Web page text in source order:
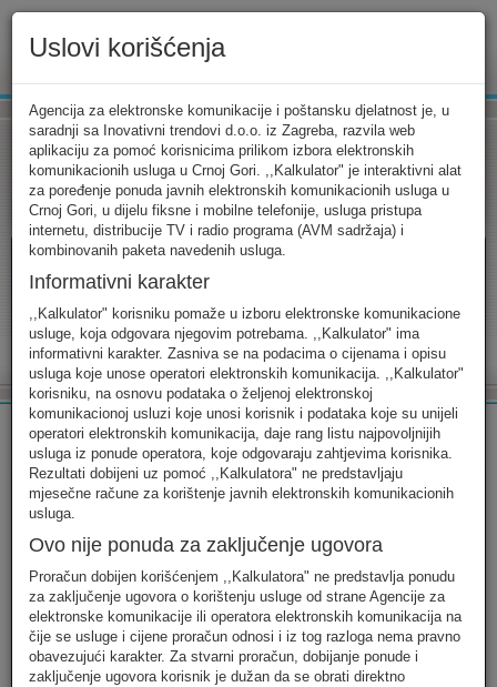
Tarifni kalkulator Uslovi korišćenja Kontakt
Tarifni kalkulator
Odaberite usluge koje koristite, popunite sva potrebna polja i
izaberite za sebe ono najbolje...
FIKSNA MOBILNA INTERNET
AVM
usluge
PAKETI
usluga
Uslovi korišćenja
Agencija za elektronske komunikacije i poštansku djelatnost je, u
saradnji sa Inovativni trendovi d.o.o. iz Zagreba, razvila web
aplikaciju za pomoć korisnicima prilikom izbora elektronskih
komunikacionih usluga u Crnoj Gori. ,,Kalkulator" je interaktivni alat
za poređenje ponuda javnih elektronskih komunikacionih usluga u
Crnoj Gori, u dijelu fiksne i mobilne telefonije, usluga pristupa
internetu, distribucije TV i radio programa (AVM sadržaja) i
kombinovanih paketa navedenih usluga.
Informativni karakter
,,Kalkulator" korisniku pomaže u izboru elektronske komunikacione
usluge, koja odgovara njegovim potrebama. ,,Kalkulator" ima
informativni karakter. Zasniva se na podacima o cijenama i opisu
usluga koje unose operatori elektronskih komunikacija. ,,Kalkulator"
korisniku, na osnovu podataka o željenoj elektronskoj
komunikacionoj usluzi koje unosi korisnik i podataka koje su unijeli
operatori elektronskih komunikacija, daje rang listu najpovoljnijih
usluga iz ponude operatora, koje odgovaraju zahtjevima korisnika.
Rezultati dobijeni uz pomoć ,,Kalkulatora" ne predstavljaju
mjesečne račune za korištenje javnih elektronskih komunikacionih
usluga.
Ovo nije ponuda za zaključenje ugovora
Proračun dobijen korišćenjem ,,Kalkulatora" ne predstavlja ponudu
za zaključenje ugovora o korištenju usluge od strane Agencije za
elektronske komunikacije ili operatora elektronskih komunikacija na
čije se usluge i cijene proračun odnosi i iz tog razloga nema pravno
obavezujući karakter. Za stvarni proračun, dobijanje ponude i
zaključenje ugovora korisnik je dužan da se obrati direktno